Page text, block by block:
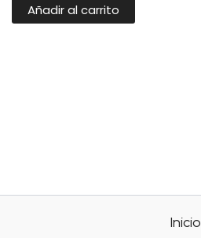
Añadir al carrito
Inicio